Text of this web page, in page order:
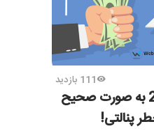
111 بازدید
خرید بک لینک 2025 به صورت صحیح
پنالتی!